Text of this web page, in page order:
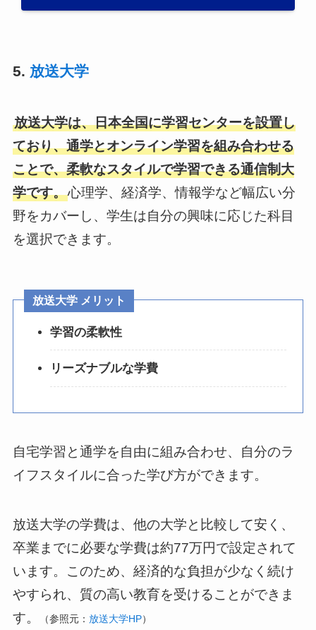
5. 放送大学
放送大学は、日本全国に学習センターを設置し
ており、通学とオンライン学習を組み合わせる
ことで、柔軟なスタイルで学習できる通信制大
学です。心理学、経済学、情報学など幅広い分
野をカバーし、学生は自分の興味に応じた科目
を選択できます。
放送大学 メリット
学習の柔軟性
リーズナブルな学費
自宅学習と通学を自由に組み合わせ、自分のラ
イフスタイルに合った学び方ができます。
放送大学の学費は、他の大学と比較して安く、
卒業までに必要な学費は約77万円で設定されて
います。このため、経済的な負担が少なく続け
やすられ、質の高い教育を受けることができま
す。
（参照元： 放送大学HP）